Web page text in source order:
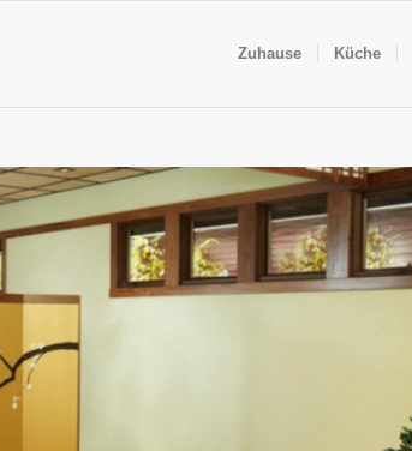
Zuhause Küche